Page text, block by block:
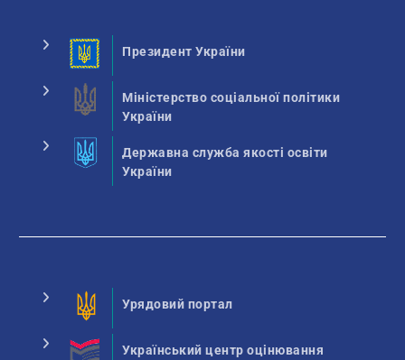
Президент України
Міністерство соціальної політики
України
Державна служба якості освіти
України
Урядовий портал
Український центр оцінювання